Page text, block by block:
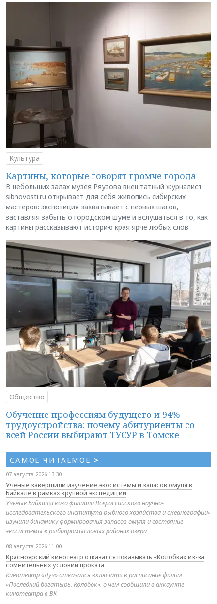
Культура
Картины, которые говорят громче города
В небольших залах музея Ряузова внештатный журналист
sibnovosti.ru открывает для себя живопись сибирских
мастеров: экспозиция захватывает с первых шагов,
заставляя забыть о городском шуме и вслушаться в то, как
картины рассказывают историю края ярче любых слов
Общество
Обучение профессиям будущего и 94%
трудоустройства: почему абитуриенты со
всей России выбирают ТУСУР в Томске
САМОЕ ЧИТАЕМОЕ >
07 августа 2026 13:30
Учёные завершили изучение экосистемы и запасов омуля в
Байкале в рамках крупной экспедиции
Учёные Байкальского филиала Всероссийского научно-
исследовательского института рыбного хозяйства и океанографии»
изучили динамику формирования запасов омуля и состояние
экосистемы в рыбопромысловых районах озера
08 августа 2026 11:00
Красноярский кинотеатр отказался показывать «Колобка» из-за
сомнительных условий проката
Кинотеатр «Луч» отказался включать в расписание фильм
«Последний богатырь. Колобок», о чем сообщили в аккаунте
кинотеатра в ВК